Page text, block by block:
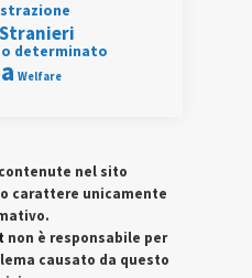
Stranieri
determinato
Welfare
nel sito
carattere unicamente
non è responsabile per
causato da questo